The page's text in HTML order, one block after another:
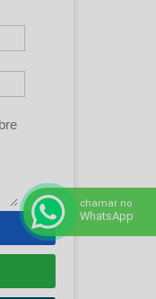
chamar no
WhatsApp